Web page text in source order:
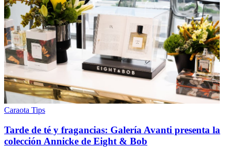
Caraota Tips
Tarde de té y fragancias: Galería Avanti presenta la
colección Annicke de Eight & Bob